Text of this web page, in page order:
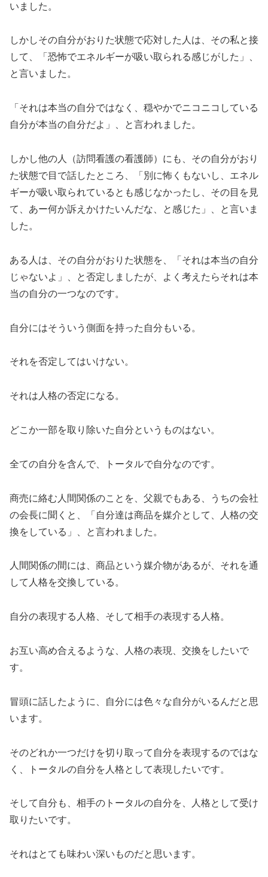
いました。
しかしその自分がおりた状態で応対した人は、その私と接
して、「恐怖でエネルギーが吸い取られる感じがした」、
と言いました。
「それは本当の自分ではなく、穏やかでニコニコしている
自分が本当の自分だよ」、と言われました。
しかし他の人（訪問看護の看護師）にも、その自分がおり
た状態で目で話したところ、「別に怖くもないし、エネル
ギーが吸い取られているとも感じなかったし、その目を見
て、あー何か訴えかけたいんだな、と感じた」、と言いま
した。
ある人は、その自分がおりた状態を、「それは本当の自分
じゃないよ」、と否定しましたが、よく考えたらそれは本
当の自分の一つなのです。
自分にはそういう側面を持った自分もいる。
それを否定してはいけない。
それは人格の否定になる。
どこか一部を取り除いた自分というものはない。
全ての自分を含んで、トータルで自分なのです。
商売に絡む人間関係のことを、父親でもある、うちの会社
の会長に聞くと、「自分達は商品を媒介として、人格の交
換をしている」、と言われました。
人間関係の間には、商品という媒介物があるが、それを通
して人格を交換している。
自分の表現する人格、そして相手の表現する人格。
お互い高め合えるような、人格の表現、交換をしたいで
す。
冒頭に話したように、自分には色々な自分がいるんだと思
います。
そのどれか一つだけを切り取って自分を表現するのではな
く、トータルの自分を人格として表現したいです。
そして自分も、相手のトータルの自分を、人格として受け
取りたいです。
それはとても味わい深いものだと思います。